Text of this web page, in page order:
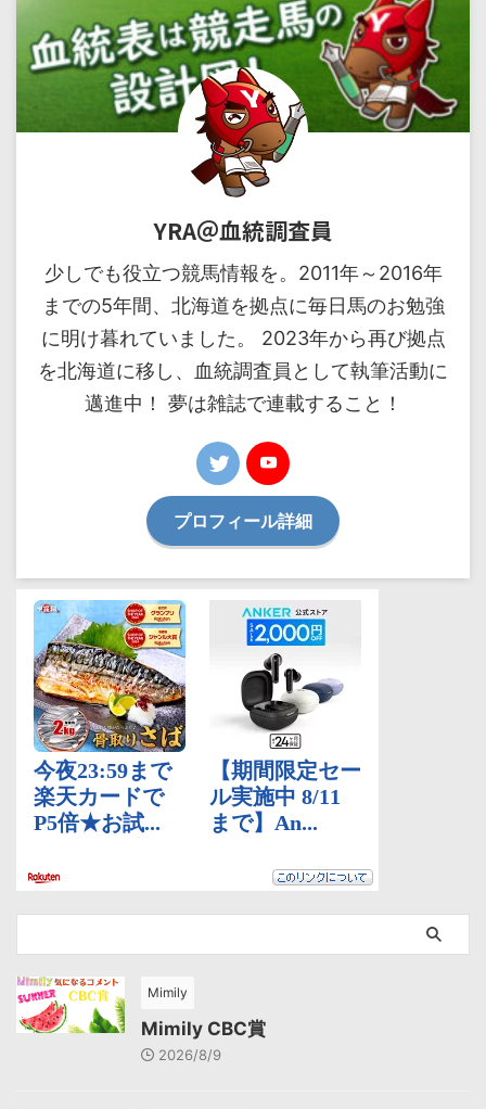
YRA＠血統調査員
少しでも役立つ競馬情報を。2011年～2016年
までの5年間、北海道を拠点に毎日馬のお勉強
に明け暮れていました。 2023年から再び拠点
を北海道に移し、血統調査員として執筆活動に
邁進中！ 夢は雑誌で連載すること！
プロフィール詳細
Mimily
Mimily CBC賞
2026/8/9